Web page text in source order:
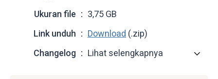
Ukuran file
3,75 GB
Link unduh
Download (.zip)
Changelog
Lihat selengkapnya